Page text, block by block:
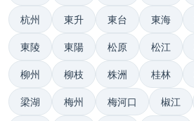
杭州 東升 東台 東海
東陵 東陽 松原 松江
柳州 柳枝 株洲 桂林
梁湖 梅州 梅河口 椒江